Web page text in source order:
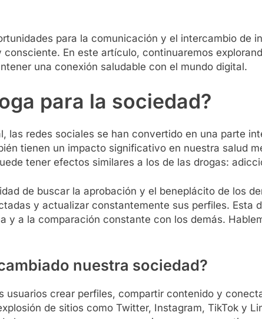
para la comunicación y el intercambio de
En este artículo, continuaremos
una conexión saludable con el mundo digital.
para la sociedad?
las redes sociales se han convertido en una parte
tienen un impacto significativo en nuestra salud
tener efectos similares a los de las drogas:
de buscar la aprobación y el beneplácito de los
y actualizar constantemente sus perfiles. Esta
y a la comparación constante con los demás.
nuestra sociedad?
crear perfiles, compartir contenido y
de sitios como Twitter, Instagram, TikTok y